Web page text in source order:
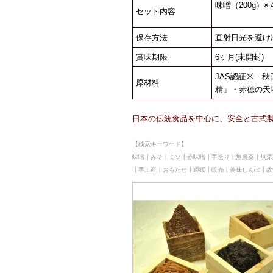
セット内容
味噌（200g）×
保存方法 直射日光を避
賞味期限 6ヶ月(未開封)
原材料
JAS認証米 秋
精」・赤穂の天
日本の伝統食品を中心に、安全と古式
【検索キーワード】
味噌┃みそ┃ミソ┃赤味噌┃手造り┃無農薬┃無
┃手土産┃おもたせ┃通販┃販売┃美味しんぼ┃